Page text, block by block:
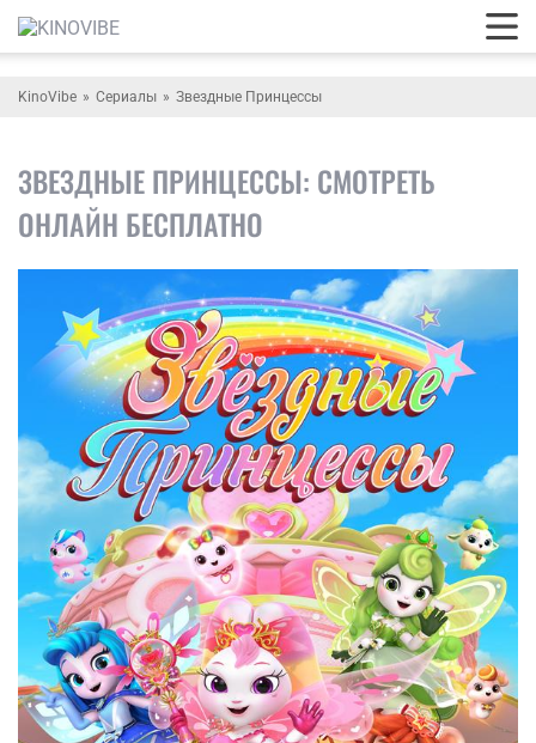
KinoVibe Сериалы Звездные Принцессы
ЗВЕЗДНЫЕ ПРИНЦЕССЫ: СМОТРЕТЬ
ОНЛАЙН БЕСПЛАТНО